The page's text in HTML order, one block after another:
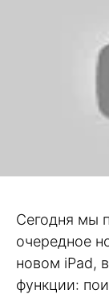
Сегодня мы
очередное
новом iPad,
функции: